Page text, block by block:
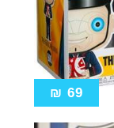
69
₪